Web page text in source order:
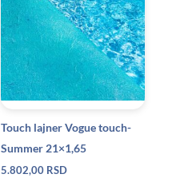
Touch lajner Vogue touch-
Summer 21×1,65
5.802,00 RSD